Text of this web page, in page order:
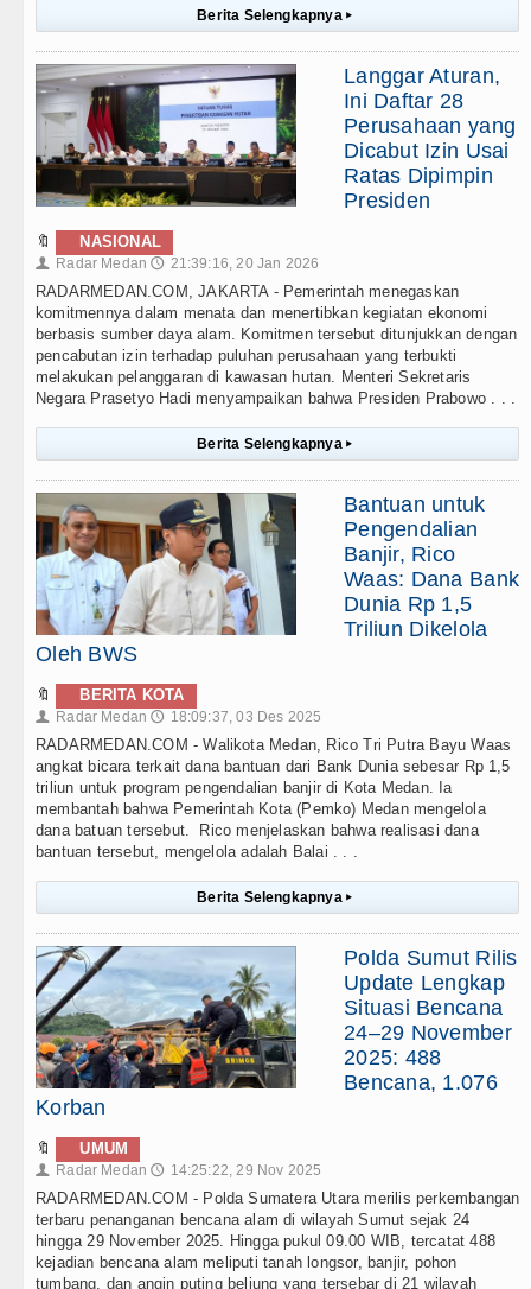
Berita Selengkapnya ▸
Langgar Aturan,
Ini Daftar 28
Perusahaan yang
Dicabut Izin Usai
Ratas Dipimpin
Presiden
🔖 NASIONAL
👤 Radar Medan 🕔 21:39:16, 20 Jan 2026
RADARMEDAN.COM, JAKARTA - Pemerintah menegaskan
komitmennya dalam menata dan menertibkan kegiatan ekonomi
berbasis sumber daya alam. Komitmen tersebut ditunjukkan dengan
pencabutan izin terhadap puluhan perusahaan yang terbukti
melakukan pelanggaran di kawasan hutan. Menteri Sekretaris
Negara Prasetyo Hadi menyampaikan bahwa Presiden Prabowo . . .
Berita Selengkapnya ▸
Bantuan untuk
Pengendalian
Banjir, Rico
Waas: Dana Bank
Dunia Rp 1,5
Triliun Dikelola
Oleh BWS
🔖 BERITA KOTA
👤 Radar Medan 🕔 18:09:37, 03 Des 2025
RADARMEDAN.COM - Walikota Medan, Rico Tri Putra Bayu Waas
angkat bicara terkait dana bantuan dari Bank Dunia sebesar Rp 1,5
triliun untuk program pengendalian banjir di Kota Medan. Ia
membantah bahwa Pemerintah Kota (Pemko) Medan mengelola
dana batuan tersebut. Rico menjelaskan bahwa realisasi dana
bantuan tersebut, mengelola adalah Balai . . .
Berita Selengkapnya ▸
Polda Sumut Rilis
Update Lengkap
Situasi Bencana
24–29 November
2025: 488
Bencana, 1.076
Korban
🔖 UMUM
👤 Radar Medan 🕔 14:25:22, 29 Nov 2025
RADARMEDAN.COM - Polda Sumatera Utara merilis perkembangan
terbaru penanganan bencana alam di wilayah Sumut sejak 24
hingga 29 November 2025. Hingga pukul 09.00 WIB, tercatat 488
kejadian bencana alam meliputi tanah longsor, banjir, pohon
tumbang, dan angin puting beliung yang tersebar di 21 wilayah